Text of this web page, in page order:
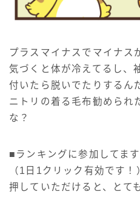
プラスマイナスでマイナス
気づくと体が冷えてるし、
付いたら脱いでたりするん
ニトリの着る毛布勧められ
な？
■ランキングに参加してま
（1日1クリック有効です！
押していただけると、とて